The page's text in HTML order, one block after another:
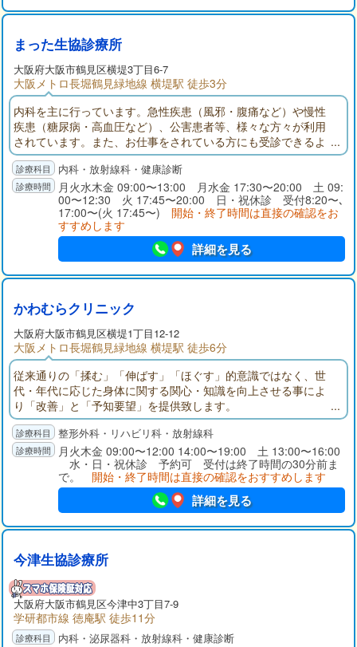
まった生協診療所
大阪府大阪市鶴見区横堤3丁目6-7
大阪メトロ長堀鶴見緑地線 横堤駅 徒歩3分
内科を主に行っています。急性疾患（風邪・腹痛など）や慢性
疾患（糖尿病・高血圧など）、公害患者等、様々な方々が利用
されています。また、お仕事をされている方にも受診できるよ
うに平日20時まで診療を行っています。
内科・放射線科・健康診断
月火水木金 09:00〜13:00 月水金 17:30〜20:00 土 09:
00〜12:30 火 17:45〜20:00 日・祝休診 受付8:20〜､
17:00〜(火 17:45〜) 開始・終了時間は直接の確認をお
すすめします
詳細を見る
かわむらクリニック
大阪府大阪市鶴見区横堤1丁目12-12
大阪メトロ長堀鶴見緑地線 横堤駅 徒歩6分
従来通りの「揉む」「伸ばす」「ほぐす」的意識ではなく、世
代・年代に応じた身体に関する関心・知識を向上させる事によ
り「改善」と「予知要望」を提供致します。
整形外科・リハビリ科・放射線科
月火木金 09:00〜12:00 14:00〜19:00 土 13:00〜16:00
水・日・祝休診 予約可 受付は終了時間の30分前ま
で。 開始・終了時間は直接の確認をおすすめします
詳細を見る
今津生協診療所
大阪府大阪市鶴見区今津中3丁目7-9
学研都市線 徳庵駅 徒歩11分
内科・泌尿器科・放射線科・健康診断